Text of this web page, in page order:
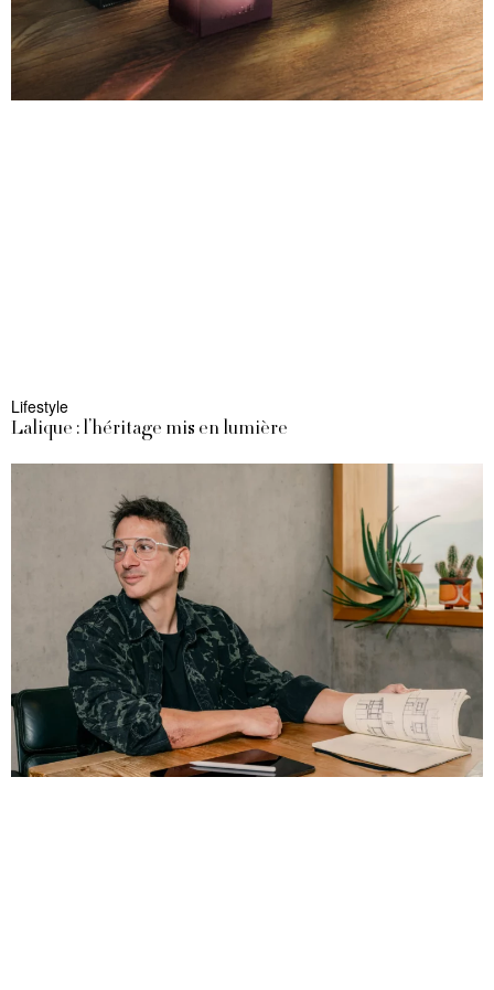
Lifestyle
Lalique : l’héritage mis en lumière